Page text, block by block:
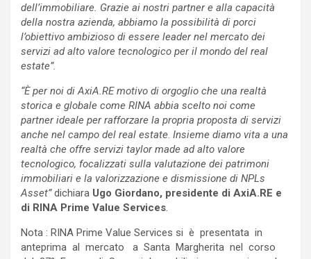
dell’immobiliare. Grazie ai nostri partner e alla capacità
della nostra azienda, abbiamo la possibilità di porci
l’obiettivo ambizioso di essere leader nel mercato dei
servizi ad alto valore tecnologico per il mondo del real
estate”.
“È per noi di AxiA.RE motivo di orgoglio che una realtà
storica e globale come RINA abbia scelto noi come
partner ideale per rafforzare la propria proposta di servizi
anche nel campo del real estate Insieme diamo vita a una
realtà che offre servizi taylor made ad alto valore
tecnologico, focalizzati sulla valutazione dei patrimoni
immobiliari e la valorizzazione e dismissione di NPLs
Asset”dichiara Ugo Giordano, presidente di AxiA.RE e
di RINA Prime Value Services
Nota : RINA Prime Value Services si è presentata in
anteprima al mercato a Santa Margherita nel corso